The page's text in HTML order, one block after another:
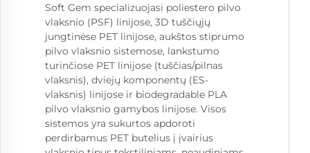
Soft Gem specializuojasi poliestero pilvo
vlaksnio (PSF) linijose, 3D tuščiųjų
jungtinėse PET linijose, aukštos stiprumo
pilvo vlaksnio sistemose, lankstumo
turinčiose PET linijose (tuščias/pilnas
vlaksnis), dviejų komponentų (ES-
vlaksnis) linijose ir biodegradable PLA
pilvo vlaksnio gamybos linijose. Visos
sistemos yra sukurtos apdoroti
perdirbamus PET butelius į įvairius